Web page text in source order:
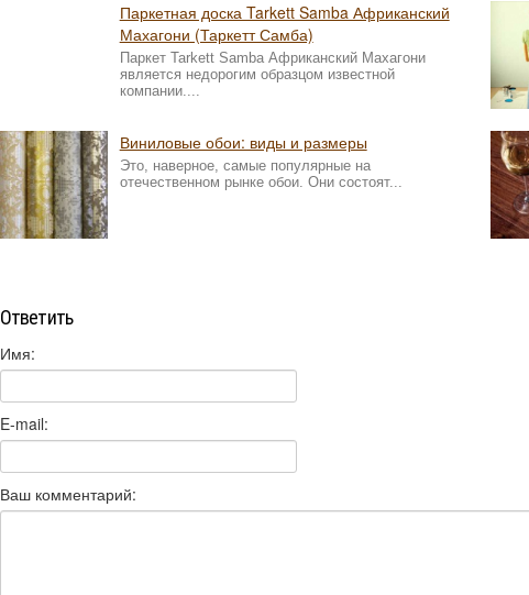
Паркетная доска Tarkett Samba Африканский
Махагони (Таркетт Самба)
Паркет Tarkett Samba Африканский Махагони
является недорогим образцом известной
компании....
Виниловые обои: виды и размеры
Это, наверное, самые популярные на
отечественном рынке обои. Они состоят...
Ответить
Имя:
E-mail:
Ваш комментарий: